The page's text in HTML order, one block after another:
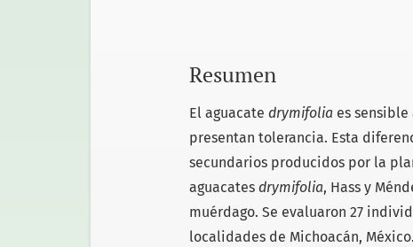
Resumen
El aguacate drymifolia es
presentan tolerancia. Esta
secundarios producidos por la
aguacates drymifolia, Hass y
muérdago. Se evaluaron 27
localidades de Michoacán,